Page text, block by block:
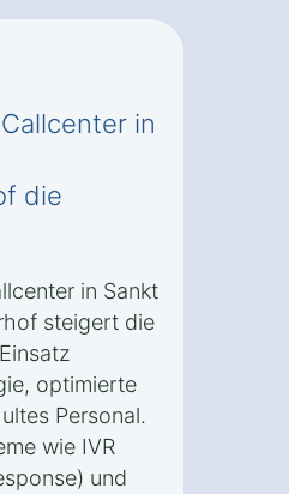
in
die
in Sankt
steigert die
optimierte
Personal.
wie IVR
und